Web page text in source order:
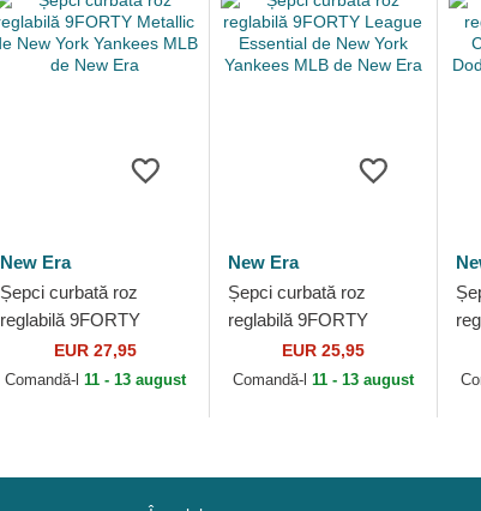
New Era
Șepci curbată roz
reglabilă 9FORTY
Metallic de New York
Yankees MLB de New
EUR 27,95
Comandă-l 11 - 13 august
New Era
Șepci curbată roz
reglabilă 9FORTY
League Essential de
New York Yankees
EUR 25,95
Comandă-l 11 - 13 august